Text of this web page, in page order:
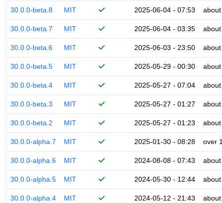
30.0.0-beta.8 MIT 2025-06-04 - 07:53
30.0.0-beta.7 MIT 2025-06-04 - 03:35
30.0.0-beta.6 MIT 2025-06-03 - 23:50
30.0.0-beta.5 MIT 2025-05-29 - 00:30
30.0.0-beta.4 MIT 2025-05-27 - 07:04
30.0.0-beta.3 MIT 2025-05-27 - 01:27
30.0.0-beta.2 MIT 2025-05-27 - 01:23
30.0.0-alpha.7 MIT 2025-01-30 - 08:28 over
30.0.0-alpha.6 MIT 2024-08-08 - 07:43
30.0.0-alpha.5 MIT 2024-05-30 - 12:44
30.0.0-alpha.4 MIT 2024-05-12 - 21:43